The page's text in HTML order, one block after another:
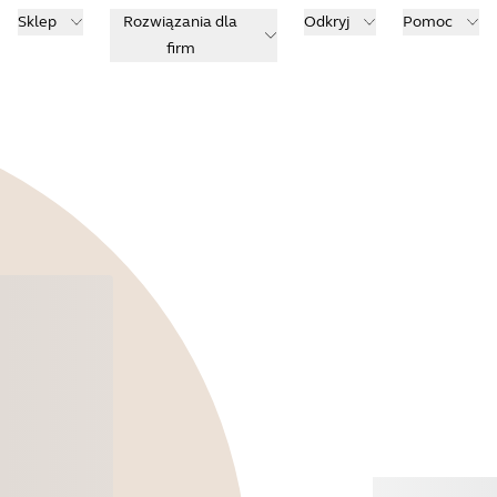
Sklep
Rozwiązania dla
firm
Odkryj Pomoc